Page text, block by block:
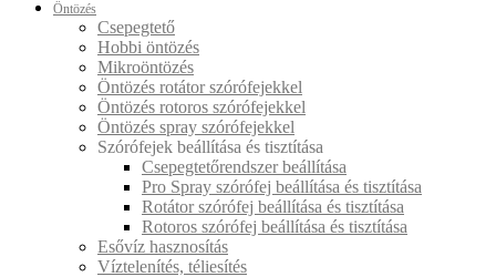
Öntözés
Csepegtető
Hobbi öntözés
Mikroöntözés
Öntözés rotátor szórófejekkel
Öntözés rotoros szórófejekkel
Öntözés spray szórófejekkel
Szórófejek beállítása és tisztítása
Csepegtetőrendszer beállítása
Pro Spray szórófej beállítása és tisztítása
Rotátor szórófej beállítása és tisztítása
Rotoros szórófej beállítása és tisztítása
Esővíz hasznosítás
Víztelenítés, téliesítés